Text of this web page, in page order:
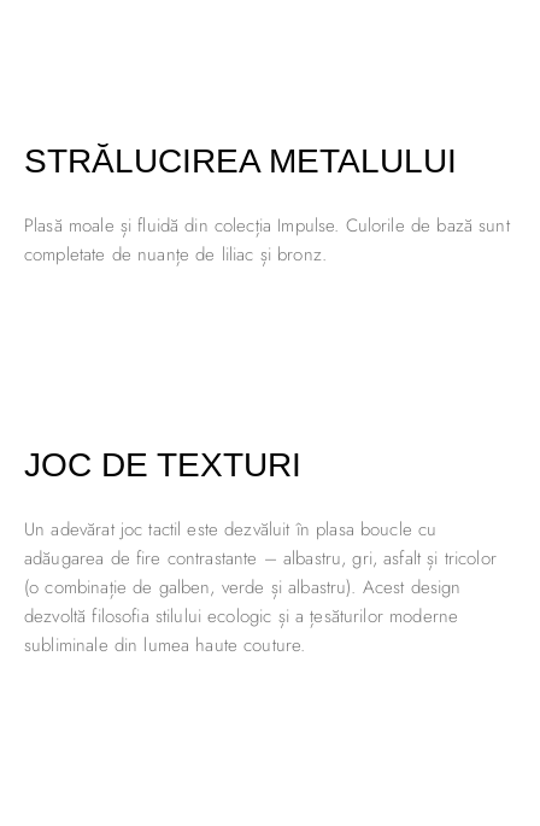
STRĂLUCIREA METALULUI
Plasă moale și fluidă din colecția Impulse. Culorile de bază sunt
completate de nuanțe de liliac și bronz.
JOC DE TEXTURI
Un adevărat joc tactil este dezvăluit în plasa boucle cu
adăugarea de fire contrastante – albastru, gri, asfalt și tricolor
(o combinație de galben, verde și albastru). Acest design
dezvoltă filosofia stilului ecologic și a țesăturilor moderne
subliminale din lumea haute couture.